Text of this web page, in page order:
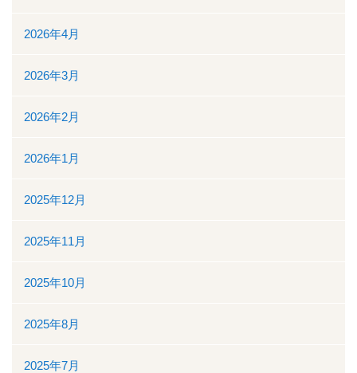
リハビリテーション課
訪問看護ステーション・居宅介護支援事業所
医事課
臨床工学課
地域医療連携
地域医療連携の業務
患者様の紹介
2026年4月
2026年3月
2026年2月
2026年1月
2025年12月
2025年11月
2025年10月
2025年8月
2025年7月